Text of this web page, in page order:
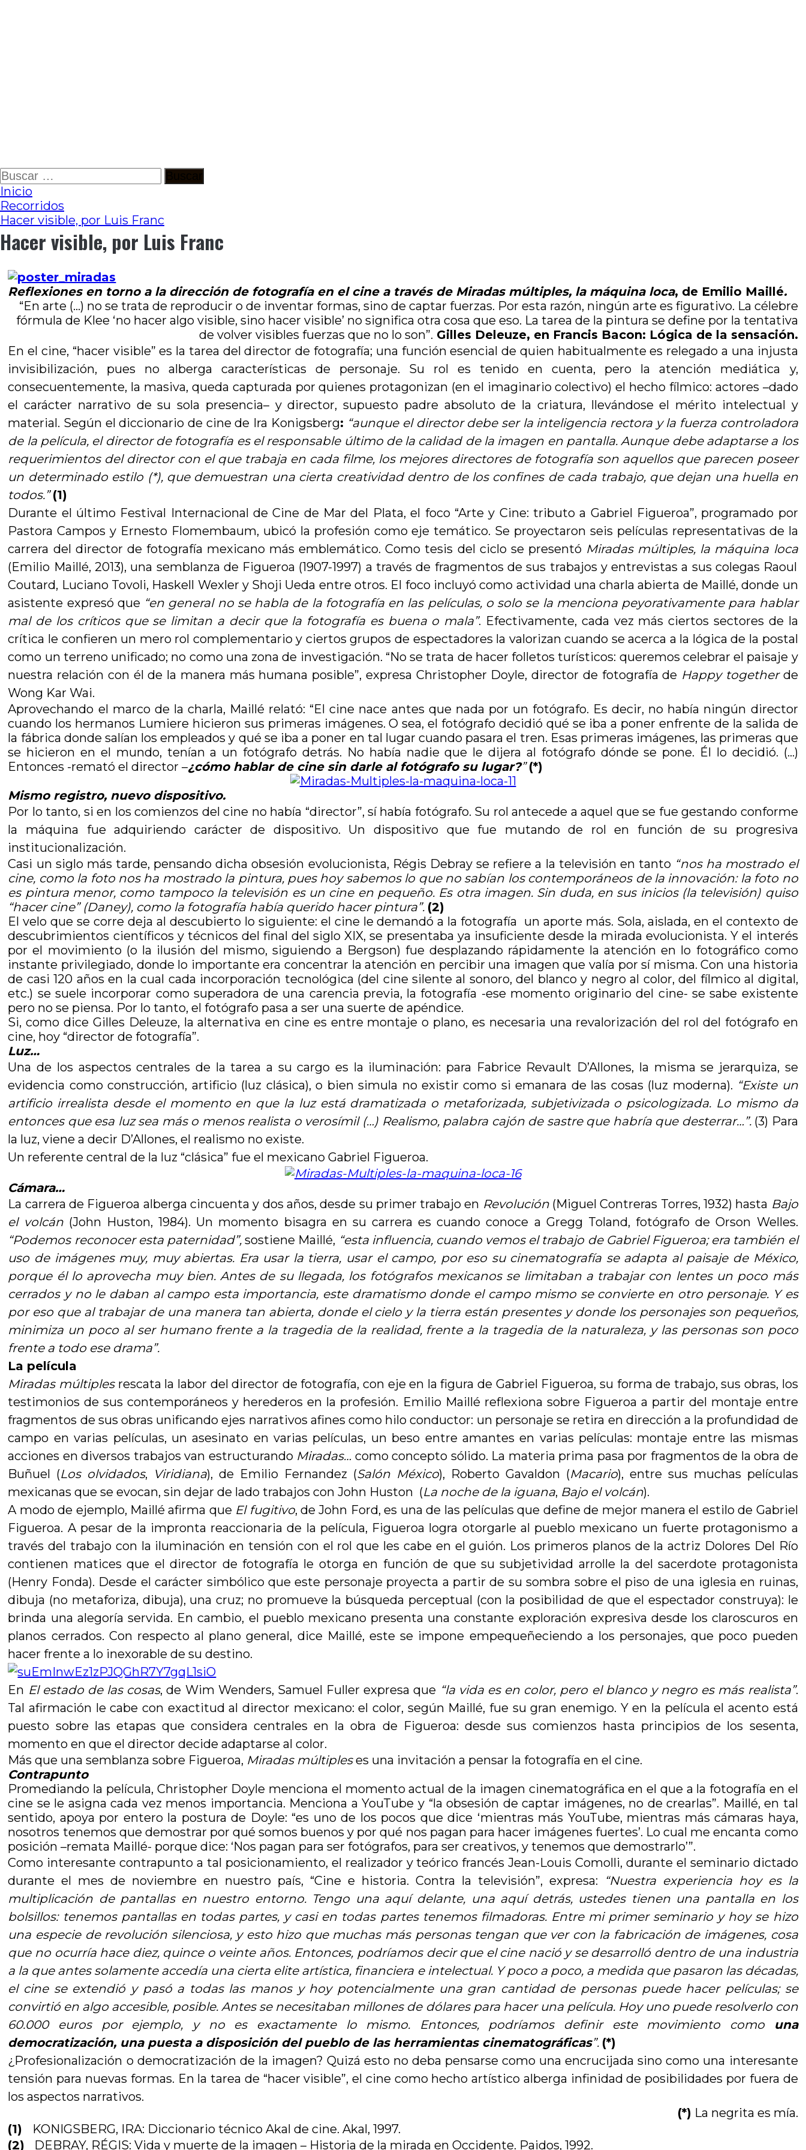
Ir
al
contenido
Buscar:
Inicio
Recorridos
Hacer visible, por Luis Franc
Hacer visible, por Luis Franc
Reflexiones en torno a la dirección de fotografía en el cine a través de Miradas múltiples, la máquina loca, de Emilio Maillé.
“En arte (…) no se trata de reproducir o de inventar formas, sino de captar fuerzas. Por esta razón, ningún arte es figurativo. La célebre
fórmula de Klee ‘no hacer algo visible, sino hacer visible’ no significa otra cosa que eso. La tarea de la pintura se define por la tentativa
de volver visibles fuerzas que no lo son”. Gilles Deleuze, en Francis Bacon: Lógica de la sensación.
En el cine, “hacer visible” es la tarea del director de fotografía; una función esencial de quien habitualmente es relegado a una injusta
invisibilización, pues no alberga características de personaje. Su rol es tenido en cuenta, pero la atención mediática y,
consecuentemente, la masiva, queda capturada por quienes protagonizan (en el imaginario colectivo) el hecho fílmico: actores –dado
el carácter narrativo de su sola presencia– y director, supuesto padre absoluto de la criatura, llevándose el mérito intelectual y
material. Según el diccionario de cine de Ira Konigsberg: “aunque el director debe ser la inteligencia rectora y la fuerza controladora
de la película, el director de fotografía es el responsable último de la calidad de la imagen en pantalla. Aunque debe adaptarse a los
requerimientos del director con el que trabaja en cada filme, los mejores directores de fotografía son aquellos que parecen poseer
un determinado estilo (*), que demuestran una cierta creatividad dentro de los confines de cada trabajo, que dejan una huella en
todos.”(1)
Durante el último Festival Internacional de Cine de Mar del Plata, el foco “Arte y Cine: tributo a Gabriel Figueroa”, programado por
Pastora Campos y Ernesto Flomembaum, ubicó la profesión como eje temático. Se proyectaron seis películas representativas de la
carrera del director de fotografía mexicano más emblemático. Como tesis del ciclo se presentó Miradas múltiples, la máquina loca
(Emilio Maillé, 2013), una semblanza de Figueroa (1907-1997) a través de fragmentos de sus trabajos y entrevistas a sus colegas Raoul
Coutard, Luciano Tovoli, Haskell Wexler y Shoji Ueda entre otros. El foco incluyó como actividad una charla abierta de Maillé, donde un
asistente expresó que “en general no se habla de la fotografía en las películas, o solo se la menciona peyorativamente para hablar
mal de los críticos que se limitan a decir que la fotografía es buena o mala”. Efectivamente, cada vez más ciertos sectores de la
crítica le confieren un mero rol complementario y ciertos grupos de espectadores la valorizan cuando se acerca a la lógica de la postal
como un terreno unificado; no como una zona de investigación. “No se trata de hacer folletos turísticos: queremos celebrar el paisaje y
nuestra relación con él de la manera más humana posible”, expresa Christopher Doyle, director de fotografía de Happy togetherde
Wong Kar Wai.
Aprovechando el marco de la charla, Maillé relató: “El cine nace antes que nada por un fotógrafo. Es decir, no había ningún director
cuando los hermanos Lumiere hicieron sus primeras imágenes. O sea, el fotógrafo decidió qué se iba a poner enfrente de la salida de
la fábrica donde salían los empleados y qué se iba a poner en tal lugar cuando pasara el tren. Esas primeras imágenes, las primeras que
se hicieron en el mundo, tenían a un fotógrafo detrás. No había nadie que le dijera al fotógrafo dónde se pone. Él lo decidió. (…)
Entonces -remató el director –¿cómo hablar de cine sin darle al fotógrafo su lugar?”(*)
Mismo registro, nuevo dispositivo.
Por lo tanto, si en los comienzos del cine no había “director”, sí había fotógrafo. Su rol antecede a aquel que se fue gestando conforme
la máquina fue adquiriendo carácter de dispositivo. Un dispositivo que fue mutando de rol en función de su progresiva
institucionalización.
Casi un siglo más tarde, pensando dicha obsesión evolucionista, Régis Debray se refiere a la televisión en tanto “nos ha mostrado el
cine, como la foto nos ha mostrado la pintura, pues hoy sabemos lo que no sabían los contemporáneos de la innovación: la foto no
es pintura menor, como tampoco la televisión es un cine en pequeño. Es otra imagen. Sin duda, en sus inicios (la televisión) quiso
“hacer cine” (Daney), como la fotografía había querido hacer pintura”. (2)
El velo que se corre deja al descubierto lo siguiente: el cine le demandó a la fotografía un aporte más. Sola, aislada, en el contexto de
descubrimientos científicos y técnicos del final del siglo XIX, se presentaba ya insuficiente desde la mirada evolucionista. Y el interés
por el movimiento (o la ilusión del mismo, siguiendo a Bergson) fue desplazando rápidamente la atención en lo fotográfico como
instante privilegiado, donde lo importante era concentrar la atención en percibir una imagen que valía por sí misma. Con una historia
de casi 120 años en la cual cada incorporación tecnológica (del cine silente al sonoro, del blanco y negro al color, del fílmico al digital,
etc.) se suele incorporar como superadora de una carencia previa, la fotografía -ese momento originario del cine- se sabe existente
pero no se piensa. Por lo tanto, el fotógrafo pasa a ser una suerte de apéndice.
Si, como dice Gilles Deleuze, la alternativa en cine es entre montaje o plano, es necesaria una revalorización del rol del fotógrafo en
cine, hoy “director de fotografía”.
Luz…
Una de los aspectos centrales de la tarea a su cargo es la iluminación: para Fabrice Revault D’Allones, la misma se jerarquiza, se
evidencia como construcción, artificio (luz clásica), o bien simula no existir como si emanara de las cosas (luz moderna). “Existe un
artificio irrealista desde el momento en que la luz está dramatizada o metaforizada, subjetivizada o psicologizada. Lo mismo da
entonces que esa luz sea más o menos realista o verosímil (…) Realismo, palabra cajón de sastre que habría que desterrar…”.(3) Para
la luz, viene a decir D’Allones, el realismo no existe.
Un referente central de la luz “clásica” fue el mexicano Gabriel Figueroa.
Cámara…
La carrera de Figueroa alberga cincuenta y dos años, desde su primer trabajo en Revolución(Miguel Contreras Torres, 1932) hasta Bajo
el volcán(John Huston, 1984). Un momento bisagra en su carrera es cuando conoce a Gregg Toland, fotógrafo de Orson Welles.
“Podemos reconocer esta paternidad”, sostiene Maillé, “esta influencia, cuando vemos el trabajo de Gabriel Figueroa; era también el
uso de imágenes muy, muy abiertas. Era usar la tierra, usar el campo, por eso su cinematografía se adapta al paisaje de México,
porque él lo aprovecha muy bien. Antes de su llegada, los fotógrafos mexicanos se limitaban a trabajar con lentes un poco más
cerrados y no le daban al campo esta importancia, este dramatismo donde el campo mismo se convierte en otro personaje. Y es
por eso que al trabajar de una manera tan abierta, donde el cielo y la tierra están presentes y donde los personajes son pequeños,
minimiza un poco al ser humano frente a la tragedia de la realidad, frente a la tragedia de la naturaleza, y las personas son poco
frente a todo ese drama”.
La película
Miradas múltiplesrescata la labor del director de fotografía, con eje en la figura de Gabriel Figueroa, su forma de trabajo, sus obras, los
testimonios de sus contemporáneos y herederos en la profesión. Emilio Maillé reflexiona sobre Figueroa a partir del montaje entre
fragmentos de sus obras unificando ejes narrativos afines como hilo conductor: un personaje se retira en dirección a la profundidad de
campo en varias películas, un asesinato en varias películas, un beso entre amantes en varias películas: montaje entre las mismas
acciones en diversos trabajos van estructurando Miradas… como concepto sólido. La materia prima pasa por fragmentos de la obra de
Buñuel (Los olvidados, Viridiana), de Emilio Fernandez (Salón México), Roberto Gavaldon (Macario), entre sus muchas películas
mexicanas que se evocan, sin dejar de lado trabajos con John Huston (La noche de la iguana, Bajo el volcán).
A modo de ejemplo, Maillé afirma que El fugitivo, de John Ford, es una de las películas que define de mejor manera el estilo de Gabriel
Figueroa. A pesar de la impronta reaccionaria de la película, Figueroa logra otorgarle al pueblo mexicano un fuerte protagonismo a
través del trabajo con la iluminación en tensión con el rol que les cabe en el guión. Los primeros planos de la actriz Dolores Del Río
contienen matices que el director de fotografía le otorga en función de que su subjetividad arrolle la del sacerdote protagonista
(Henry Fonda). Desde el carácter simbólico que este personaje proyecta a partir de su sombra sobre el piso de una iglesia en ruinas,
dibuja (no metaforiza, dibuja), una cruz; no promueve la búsqueda perceptual (con la posibilidad de que el espectador construya): le
brinda una alegoría servida. En cambio, el pueblo mexicano presenta una constante exploración expresiva desde los claroscuros en
planos cerrados. Con respecto al plano general, dice Maillé, este se impone empequeñeciendo a los personajes, que poco pueden
hacer frente a lo inexorable de su destino.
En El estado de las cosas, de Wim Wenders, Samuel Fuller expresa que “la vida es en color, pero el blanco y negro es más realista”.
Tal afirmación le cabe con exactitud al director mexicano: el color, según Maillé, fue su gran enemigo. Y en la película el acento está
puesto sobre las etapas que considera centrales en la obra de Figueroa: desde sus comienzos hasta principios de los sesenta,
momento en que el director decide adaptarse al color.
Más que una semblanza sobre Figueroa, Miradas múltipleses una invitación a pensar la fotografía en el cine.
Contrapunto
Promediando la película, Christopher Doyle menciona el momento actual de la imagen cinematográfica en el que a la fotografía en el
cine se le asigna cada vez menos importancia. Menciona a YouTube y “la obsesión de captar imágenes, no de crearlas”. Maillé, en tal
sentido, apoya por entero la postura de Doyle: “es uno de los pocos que dice ‘mientras más YouTube, mientras más cámaras haya,
nosotros tenemos que demostrar por qué somos buenos y por qué nos pagan para hacer imágenes fuertes’. Lo cual me encanta como
posición –remata Maillé- porque dice: ‘Nos pagan para ser fotógrafos, para ser creativos, y tenemos que demostrarlo’”.
Como interesante contrapunto a tal posicionamiento, el realizador y teórico francés Jean-Louis Comolli, durante el seminario dictado
durante el mes de noviembre en nuestro país, “Cine e historia. Contra la televisión”, expresa:
“Nuestra experiencia hoy es la
multiplicación de pantallas en nuestro entorno. Tengo una aquí delante, una aquí detrás, ustedes tienen una pantalla en los
bolsillos: tenemos pantallas en todas partes, y casi en todas partes tenemos filmadoras. Entre mi primer seminario y hoy se hizo
una especie de revolución silenciosa, y esto hizo que muchas más personas tengan que ver con la fabricación de imágenes, cosa
que no ocurría hace diez, quince o veinte años. Entonces, podríamos decir que el cine nació y se desarrolló dentro de una industria
a la que antes solamente accedía una cierta elite artística, financiera e intelectual. Y poco a poco, a medida que pasaron las décadas,
el cine se extendió y pasó a todas las manos y hoy potencialmente una gran cantidad de personas puede hacer películas; se
convirtió en algo accesible, posible. Antes se necesitaban millones de dólares para hacer una película. Hoy uno puede resolverlo con
60.000 euros por ejemplo, y no es exactamente lo mismo. Entonces, podríamos definir este movimiento como
una
democratización, una puesta a disposición del pueblo de las herramientas cinematográficas”. (*)
¿Profesionalización o democratización de la imagen? Quizá esto no deba pensarse como una encrucijada sino como una interesante
tensión para nuevas formas. En la tarea de “hacer visible”, el cine como hecho artístico alberga infinidad de posibilidades por fuera de
los aspectos narrativos.
(*) La negrita es mía.
(1)
KONIGSBERG, IRA: Diccionario técnico Akal de cine. Akal, 1997.
(2)
DEBRAY, RÉGIS: Vida y muerte de la imagen – Historia de la mirada en Occidente. Paidos, 1992.